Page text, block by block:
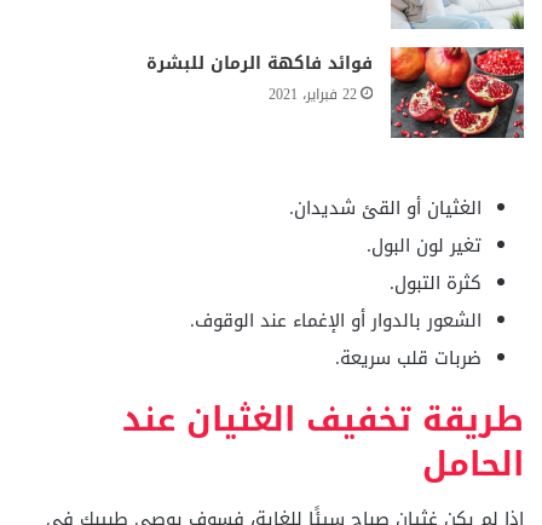
فوائد فاكهة الرمان للبشرة
22 فبراير، 2021
الغثيان أو القئ شديدان.
تغير لون البول.
كثرة التبول.
الشعور بالدوار أو الإغماء عند الوقوف.
ضربات قلب سريعة.
طريقة تخفيف الغثيان عند
الحامل